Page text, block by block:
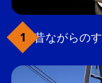
昔ながらの